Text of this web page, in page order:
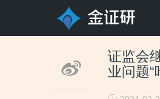
证监会
业问题“